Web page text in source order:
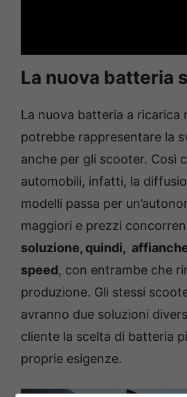
La nuova batteria
La nuova batteria a ricarica
potrebbe rappresentare la
anche per gli scooter. Così
automobili, infatti, la
modelli passa per
maggiori e prezzi
soluzione, quindi,
speed, con entrambe che
produzione. Gli stessi
avranno due soluzioni
cliente la scelta di batteria
proprie esigenze.